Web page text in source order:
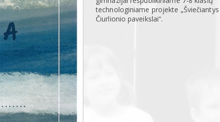
technologiniame projekte „Šviečiantys
Čiurlionio paveikslai“.